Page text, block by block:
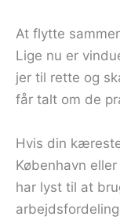
At flytte
Lige nu er
jer til rette og
får talt om de
Hvis din
København
har lyst til at